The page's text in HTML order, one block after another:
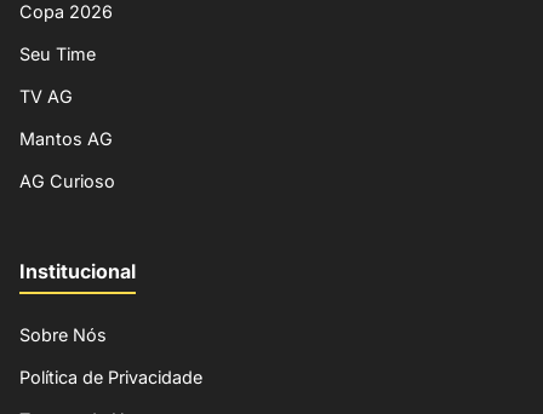
Copa 2026
Seu Time
TV AG
Mantos AG
AG Curioso
Institucional
Sobre Nós
Política de Privacidade